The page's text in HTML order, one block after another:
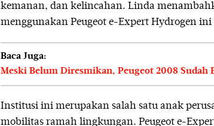
kemanan, dan kelincahan. Linda
menggunakan Peugeot e-Expert Hydrogen ini
Baca Juga:
Meski Belum Diresmikan, Peugeot 2008 Sudah
Institusi ini merupakan salah satu anak
mobilitas ramah lingkungan. Peugeot e-